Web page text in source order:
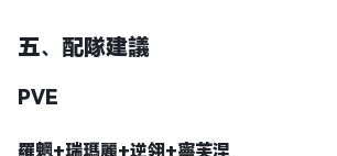
五、配隊建議
PVE
羅魍+瑞瑪麗+逆翎+寧芙涅